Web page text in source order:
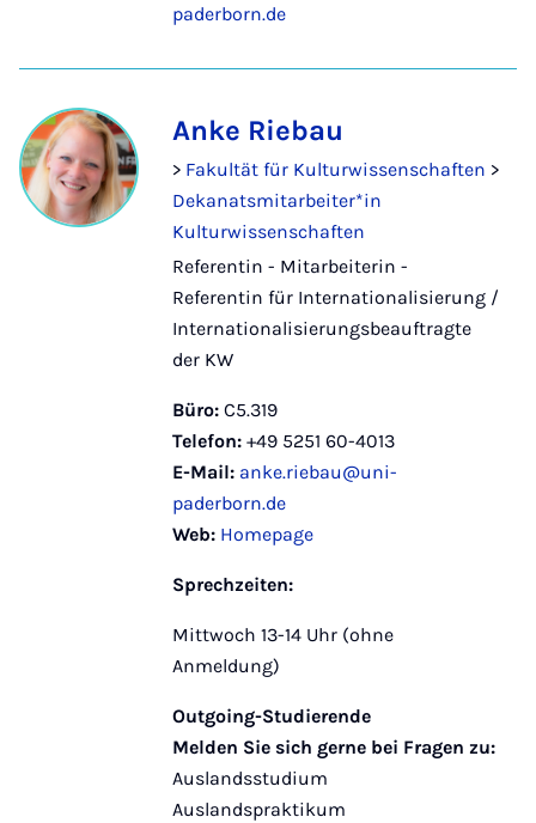
paderborn.de
Anke Riebau
> Fakultät für Kulturwissenschaften >
Dekanatsmitarbeiter*in
Kulturwissenschaften
Referentin - Mitarbeiterin -
Referentin für Internationalisierung /
Internationalisierungsbeauftragte
der KW
Büro: C5.319
Telefon: +49 5251 60-4013
E-Mail: anke.riebau@uni-
paderborn.de
Web: Homepage
Sprechzeiten:
Mittwoch 13-14 Uhr (ohne
Anmeldung)
Outgoing-Studierende
Melden Sie sich gerne bei Fragen zu:
Auslandsstudium
Auslandspraktikum